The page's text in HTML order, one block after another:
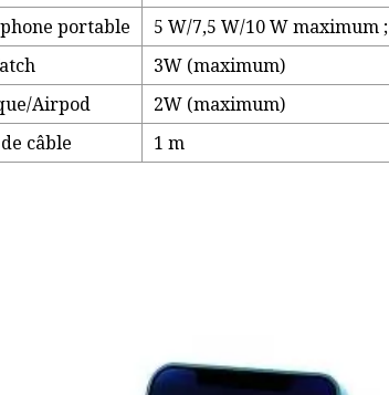
portable
5 W/7,5 W/10 W maximum ;
3W (maximum)
Airpod
2W (maximum)
câble
1 m